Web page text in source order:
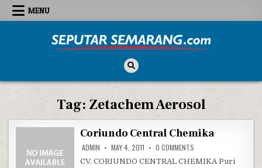
Skip to content
MENU
Tag: Zetachem Aerosol
Coriundo Central Chemika
ADMIN MAY 4, 2011 0 COMMENTS
CV. CORIUNDO CENTRAL CHEMIKA Puri